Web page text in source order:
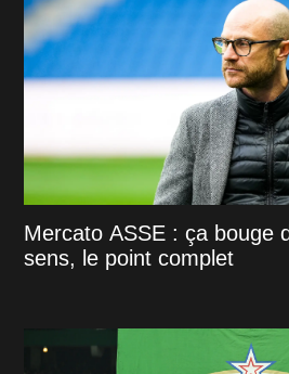
Mercato ASSE : ça bouge
sens, le point complet